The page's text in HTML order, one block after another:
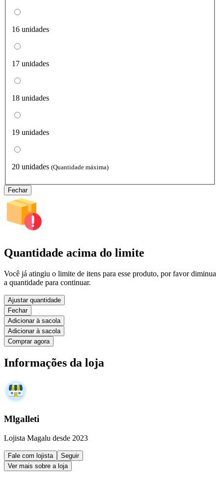
16 unidades
17 unidades
18 unidades
19 unidades
20 unidades (Quantidade máxima)
Fechar
Quantidade acima do limite
Você já atingiu o limite de itens para esse produto, por favor diminua
a quantidade para continuar.
Ajustar quantidade
Fechar
Adicionar à sacola
Adicionar à sacola
Comprar agora
Informações da loja
Mlgalleti
Lojista Magalu desde 2023
Fale com lojista
Seguir
Ver mais sobre a loja